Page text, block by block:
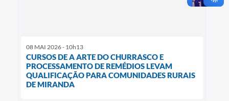
08 MAI 2026 - 10h13
CURSOS DE A ARTE DO CHURRASCO E
PROCESSAMENTO DE REMÉDIOS LEVAM
QUALIFICAÇÃO PARA COMUNIDADES RURAIS
DE MIRANDA